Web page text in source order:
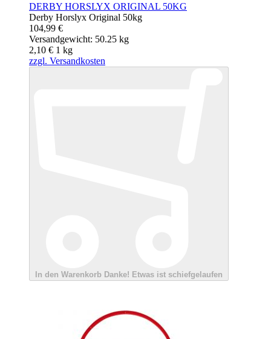
DERBY HORSLYX ORIGINAL 50KG
Derby Horslyx Original 50kg
104,99 €
Versandgewicht: 50.25 kg
2,10 € 1 kg
zzgl. Versandkosten
In den Warenkorb Danke! Etwas ist schiefgelaufen